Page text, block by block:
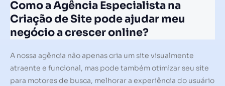
Como a Agência Especialista na
Criação de Site pode ajudar meu
negócio a crescer online?
A nossa agência não apenas cria um site visualmente
atraente e funcional, mas pode também otimizar seu site
para motores de busca, melhorar a experiência do usuário